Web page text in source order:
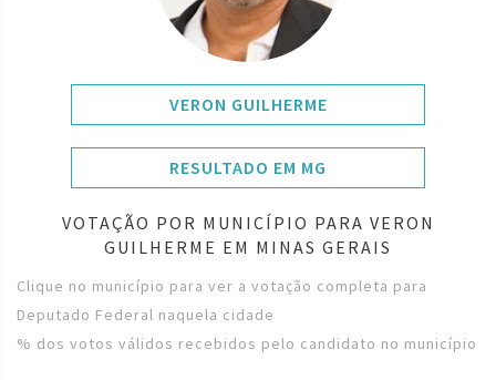
VERON GUILHERME
RESULTADO EM MG
VOTAÇÃO POR MUNICÍPIO PARA VERON
GUILHERME EM MINAS GERAIS
Clique no município para ver a votação completa para
Deputado Federal naquela cidade
% dos votos válidos recebidos pelo candidato no município